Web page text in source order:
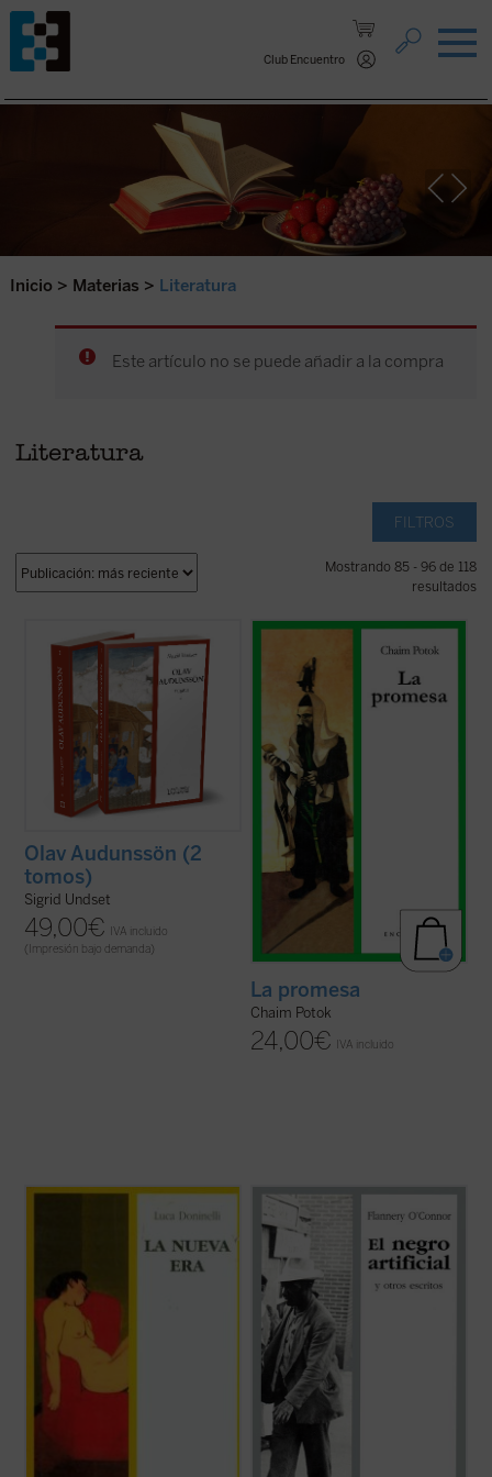
Club Encuentro
Saltar al contenido.
Inicio > Materias > Literatura
Este artículo no se puede añadir a la compra
Literatura
FILTROS
Mostrando 85 - 96 de 118
resultados
Sigrid Undset se sumergió en los
documentos legales, religiosos e históricos
de la Noruega medieval para crear en
Audunssøn
retratos notablemente
auténticos y convincentes de la vida
noruega en la Edad Media, presentando un
mundo ...
(ver ficha)
Olav Audunssön (2
tomos)
Sigrid Undset
49,00€ IVA incluido
(Impresión bajo demanda)
contra de todo aquello en lo que has creído
hasta el momento? ¿Es verdadera una
religión que puede llegar a hacer enfermar
gravemente a un niño por su causa? ¿Es
malvada esa religión o son las ...
La promesa
Chaim Potok
24,00€ IVA incluido
tranquilo profesor de literatura italiana, que
igualmente normal. Entre sus alumnas se
encuentra Clara, una joven extrovertida y
sincera que parece igual a sus ...
(ver ficha)
«La presente antología de textos de
Flannery O'Connor es la primera publicada
en España. Dos de los ocho cuentos y los
tres ensayos se publicarán por primera
vez. [...] La selección ha sido ardua aunque,
por otro lado, estoy segura de que ...
ficha)